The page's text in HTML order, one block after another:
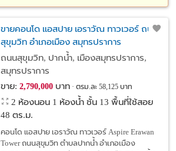
ขายคอนโด แอสปาย เอราวัณ ทาวเวอร์ ถนน
สุขุมวิท อำเภอเมือง สมุทรปราการ
ถนนสุขุมวิท, ปากน้ำ, เมืองสมุทรปราการ,
สมุทรปราการ
ขาย: 2,790,000บาท ตรม.ละ 58,125 บาท
2 ห้องนอน 1 ห้องน้ำ ชั้น 13 พื้นที่ใช้สอย
48 ตร.ม.
คอนโด แอสปาย เอราวัณ ทาวเวอร์ Aspire Erawan
Tower ถนนสุขุมวิท ตำบลปากน้ำ อำเภอเมือง